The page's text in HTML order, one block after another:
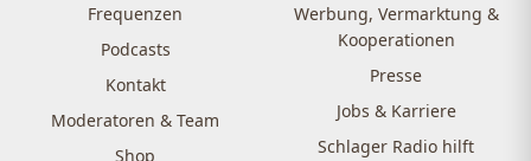
Frequenzen
Podcasts
Kontakt
Moderatoren & Team
Shop
Werbung, Vermarktung &
Kooperationen
Presse
Jobs & Karriere
Schlager Radio hilft